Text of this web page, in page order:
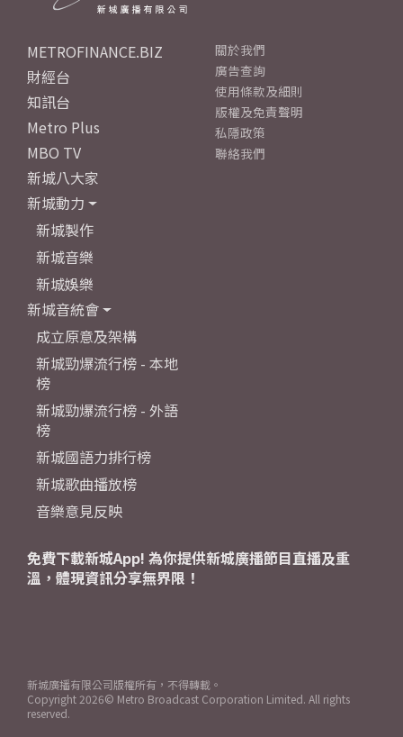
METROFINANCE.BIZ
財經台
知訊台
Metro Plus
MBO TV
新城八大家
新城動力
新城製作
新城音樂
新城娛樂
新城音統會
成立原意及架構
新城勁爆流行榜 - 本地
榜
新城勁爆流行榜 - 外語
榜
新城國語力排行榜
新城歌曲播放榜
音樂意見反映
關於我們
廣告查詢
使用條款及細則
版權及免責聲明
私隱政策
聯絡我們
免費下載新城App! 為你提供新城廣播節目直播及重
溫，體現資訊分享無界限！
新城廣播有限公司版權所有，不得轉載。
Copyright 2026© Metro Broadcast Corporation Limited. All rights
reserved.